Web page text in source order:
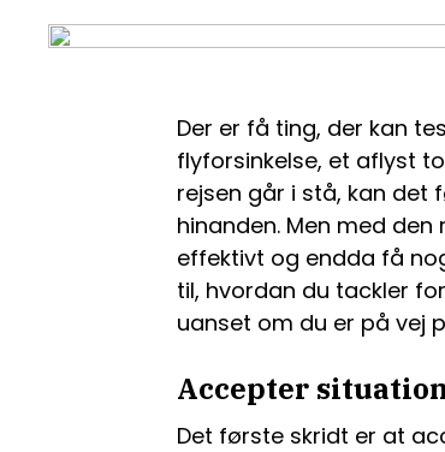
Der er få ting, der kan
flyforsinkelse, et aflyst
rejsen går i stå, kan det
hinanden. Men med
effektivt og endda få
til, hvordan du tackler
uanset om du er på vej
Accepter
Det første skridt er at